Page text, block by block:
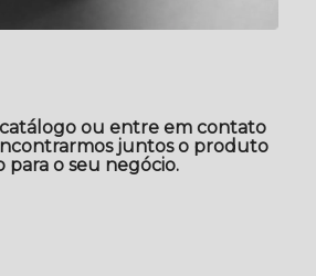
catálogo ou entre em contato
juntos o produto
para o seu negócio.